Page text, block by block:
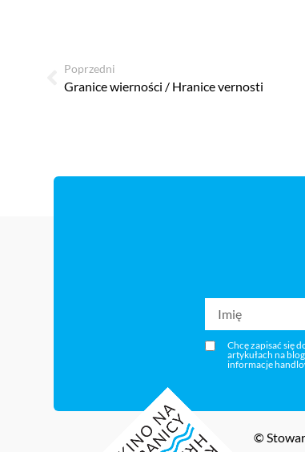
Poprzedni
Granice wierności / Hranice vernosti
Chcę zapisać się
artykułach na
informacje
©